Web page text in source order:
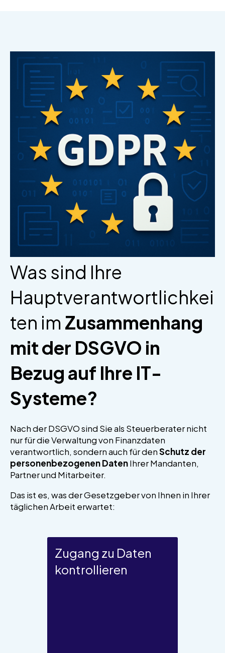
Was sind Ihre
Hauptverantwortlichkei
ten im Zusammenhang
mit der DSGVO in
Bezug auf Ihre IT-
Systeme?
Nach der DSGVO sind Sie als Steuerberater nicht
nur für die Verwaltung von Finanzdaten
verantwortlich, sondern auch für denSchutz der
personenbezogenen DatenIhrer Mandanten,
Partner und Mitarbeiter.
Das ist es, was der Gesetzgeber von Ihnen in Ihrer
täglichen Arbeit erwartet:
Zugang zu Daten
kontrollieren
Stellen Sie sicher, dass nur
befugte Personen auf
sensible persönliche und